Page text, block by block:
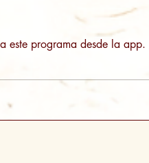
este programa desde la app.